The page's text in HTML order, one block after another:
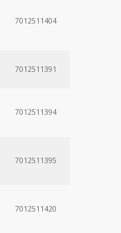
7012511404
7012511391
7012511394
7012511395
7012511420